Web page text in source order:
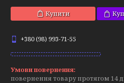
Купити
+380 (98) 993-71-55
повернення товару протягом 14